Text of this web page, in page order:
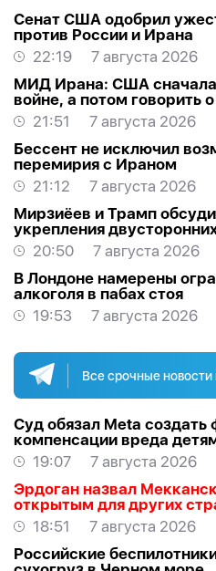
Сенат США одобрил
против России и Ирана
22:19
7 августа 2026
МИД Ирана: США
войне, а потом говорить
21:51
7 августа 2026
Бессент не исключил
перемирия с Ираном
21:12
7 августа 2026
Мирзиёев и Трамп
укрепления
20:50
7 августа 2026
В Лондоне намерены
алкоголя в пабах стоя
19:53
7 августа 2026
Все срочные новости
Суд обязал Meta
компенсации вреда
19:07
7 августа 2026
Эрдоган назвал
открытым для других
18:51
7 августа 2026
Российские